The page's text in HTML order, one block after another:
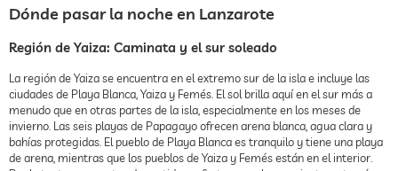
Dónde pasar la noche en Lanzarote
Región de Yaiza: Caminata y el sur soleado
La región de Yaiza se encuentra en el extremo sur de la isla e incluye las
ciudades de Playa Blanca, Yaiza y Femés. El sol brilla aquí en el sur más a
menudo que en otras partes de la isla, especialmente en los meses de
invierno. Las seis playas de Papagayo ofrecen arena blanca, agua clara y
bahías protegidas. El pueblo de Playa Blanca es tranquilo y tiene una playa
de arena, mientras que los pueblos de Yaiza y Femés están en el interior.